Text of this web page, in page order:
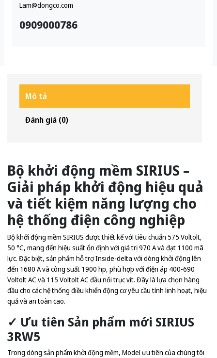
Lam@dongco.com
0909000786
Mô tả
Đánh giá (0)
Bộ khởi động mềm SIRIUS –
Giải pháp khởi động hiệu quả
và tiết kiệm năng lượng cho
hệ thống điện công nghiệp
Bộ khởi động mềm SIRIUS được thiết kế với tiêu chuẩn 575 Voltolt,
50 °C, mang đến hiệu suất ổn định với giá trị 970 A và đạt 1100 mã
lực. Đặc biệt, sản phẩm hỗ trợ Inside-delta với dòng khởi động lên
đến 1680 A và công suất 1900 hp, phù hợp với điện áp 400-690
Voltolt AC và 115 Voltolt AC đầu nối trục vít. Đây là lựa chọn hàng
đầu cho các hệ thống điều khiển động cơ yêu cầu tính linh hoạt, hiệu
quả và an toàn cao.
✓ Ưu tiên Sản phẩm mới SIRIUS
3RW5
Trong dòng sản phẩm khởi động mềm, Model ưu tiên của chúng tôi